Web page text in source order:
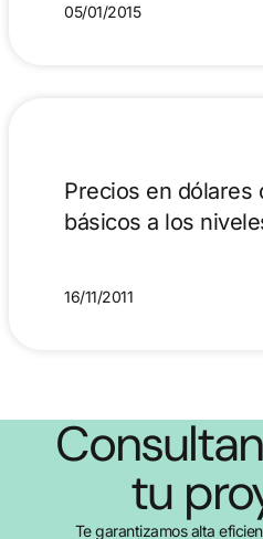
05/01/2015
Precios en dólares
básicos a los
16/11/2011
tu
Te garantizamos alta